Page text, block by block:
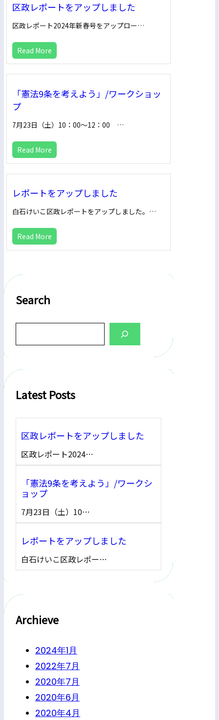
区政レポートをアップしました
区政レポート2024年新春号をアップロー…
Read More
「憲法9条を考えよう」/ワークショッ
プ
7月23日（土）10：00～12：00 …
Read More
レポートをアップしました
白石けいこ区政レポートをアップしました。…
Read More
Search
a
c
Latest Posts
区政レポートをアップしました
区政レポート2024…
「憲法9条を考えよう」/ワークシ
ョップ
7月23日（土）10…
レポートをアップしました
白石けいこ区政レポー…
Archieve
2024年1月
2022年7月
2020年7月
2020年6月
2020年4月